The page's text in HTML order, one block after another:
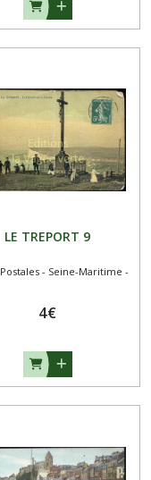
LE TREPORT 9
- Seine-Maritime -
4€